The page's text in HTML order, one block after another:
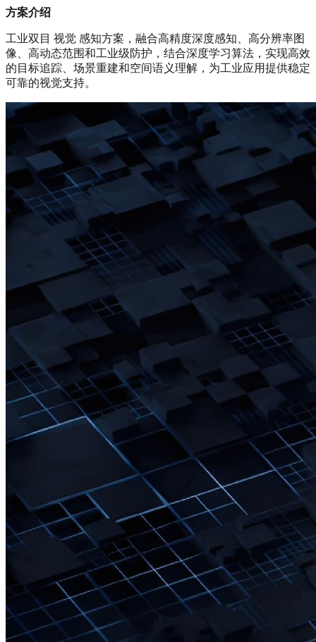
方案介绍
工业双目 视觉 感知方案，融合高精度深度感知、高分辨率图
像、高动态范围和工业级防护，结合深度学习算法，实现高效
的目标追踪、场景重建和空间语义理解，为工业应用提供稳定
可靠的视觉支持。